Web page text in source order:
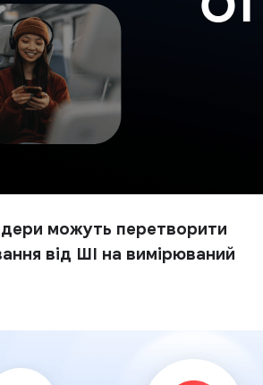
можуть перетворити
від ШІ на вимірюваний